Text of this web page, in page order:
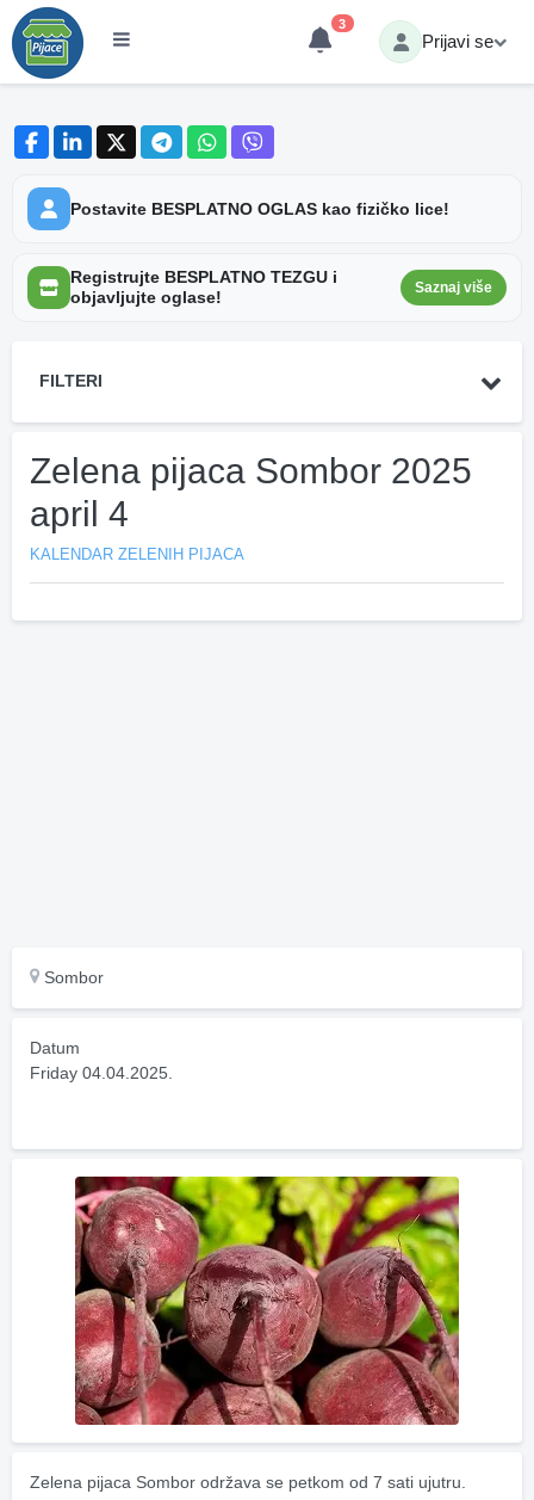
3
Prijavi se
Postavite BESPLATNO OGLAS kao fizičko lice!
Registrujte BESPLATNO TEZGU i
objavljujte oglase!
Saznaj više
FILTERI
Zelena pijaca Sombor 2025
april 4
KALENDAR ZELENIH PIJACA
Sombor
Datum
Friday 04.04.2025.
Zelena pijaca Sombor održava se petkom od 7 sati ujutru.